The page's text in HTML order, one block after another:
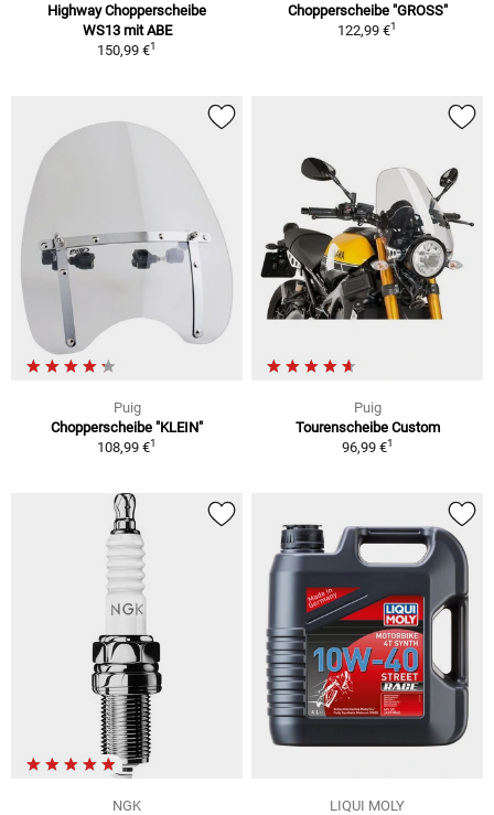
Highway Chopperscheibe
WS13 mit ABE
150,99 €1
Chopperscheibe "GROSS"
122,99 €1
Puig
Chopperscheibe "KLEIN"
108,99 €1
Puig
Tourenscheibe Custom
96,99 €1
NGK
LIQUI MOLY